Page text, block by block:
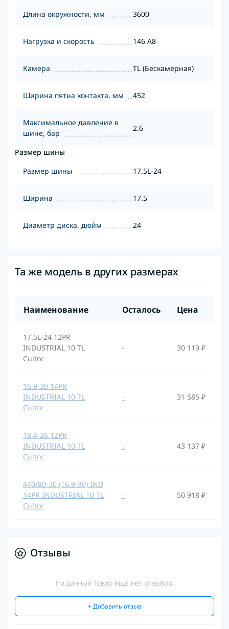
Длина окружности, мм 3600
Нагрузка и скорость 146 A8
Камера TL (Бескамерная)
Ширина пятна контакта, мм 452
Максимальное давление в
шине, бар
2.6
Размер шины
Размер шины
17.5L-24
Ширина 17.5
Диаметр диска, дюйм 24
Та же модель в других размерах
Наименование Осталось Цена
17.5L-24 12PR
INDUSTRIAL 10 TL
Cultor
- 30 119 ₽
16.9-30 14PR
INDUSTRIAL 10 TL
Cultor
- 31 585 ₽
18.4-26 12PR
INDUSTRIAL 10 TL
Cultor
- 43 137 ₽
440/80-30 (16.9-30) IND
14PR INDUSTRIAL 10 TL
Cultor
- 50 918 ₽
Отзывы
На данный товар ещё нет отзывов.
+ Добавить отзыв